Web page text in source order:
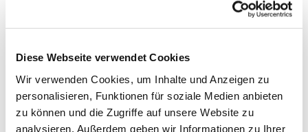
Diese Webseite verwendet Cookies
Wir verwenden Cookies, um Inhalte und Anzeigen zu
personalisieren, Funktionen für soziale Medien anbieten
zu können und die Zugriffe auf unsere Website zu
analysieren. Außerdem geben wir Informationen zu Ihrer